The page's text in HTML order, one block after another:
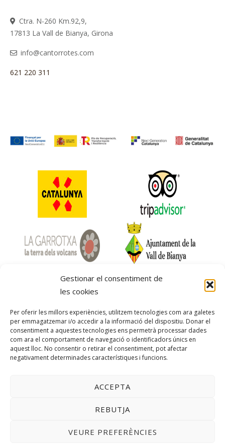
Gestionar el consentiment de
les cookies
Per oferir les millors experiències, utilitzem tecnologies com ara galetes
per emmagatzemar i/o accedir a la informació del dispositiu. Donar el
consentiment a aquestes tecnologies ens permetrà processar dades
com ara el comportament de navegació o identificadors únics en
aquest lloc. No consentir o retirar el consentiment, pot afectar
negativament determinades característiques i funcions.
ACCEPTA
REBUTJA
VEURE PREFERÈNCIES
Ctra. N-260 Km.92,9,
17813 La Vall de Bianya, Girona
info@cantorrotes.com
621 220 311
Can Torrotes © 2026 All Rights Reserved
Política de privacitat